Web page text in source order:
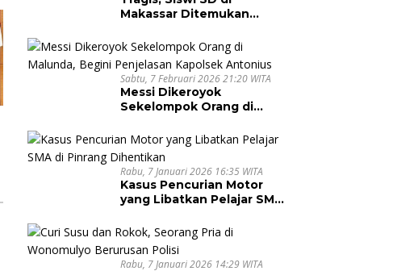
Makassar Ditemukan
Rumah Kosong
Sabtu, 7 Februari 2026 21:20 WITA
Messi Dikeroyok
Sekelompok Orang di
Kapolsek Antonius
Rabu, 7 Januari 2026 16:35 WITA
Kasus Pencurian Motor
yang Libatkan Pelajar SMA
Rabu, 7 Januari 2026 14:29 WITA